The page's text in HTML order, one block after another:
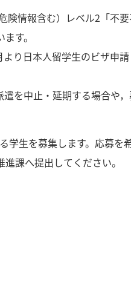
情報含む）レベル2「不
す。
り日本人留学生のビザ申
を中止・延期する場合や
生を募集します。応募を
課へ提出してください。